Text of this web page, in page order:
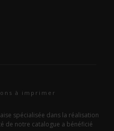
à imprimer
spécialisée dans la réalisation
de notre catalogue a bénéficié